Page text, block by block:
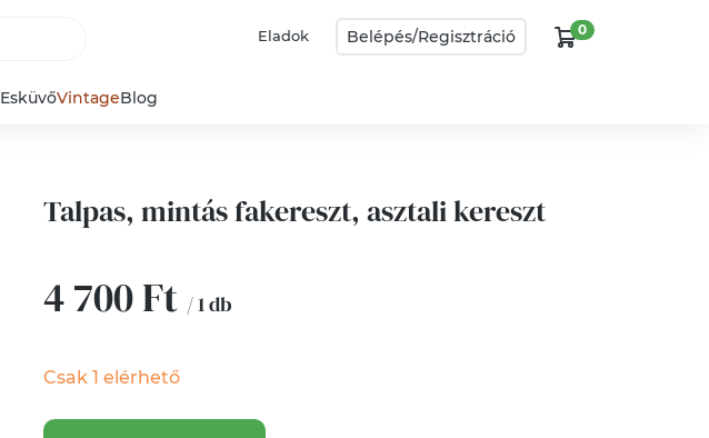
Eladok Belépés/Regisztráció 0
EsküvőVintageBlog
Talpas, mintás fakereszt, asztali kereszt
4 700 Ft / 1 db
Csak 1 elérhető